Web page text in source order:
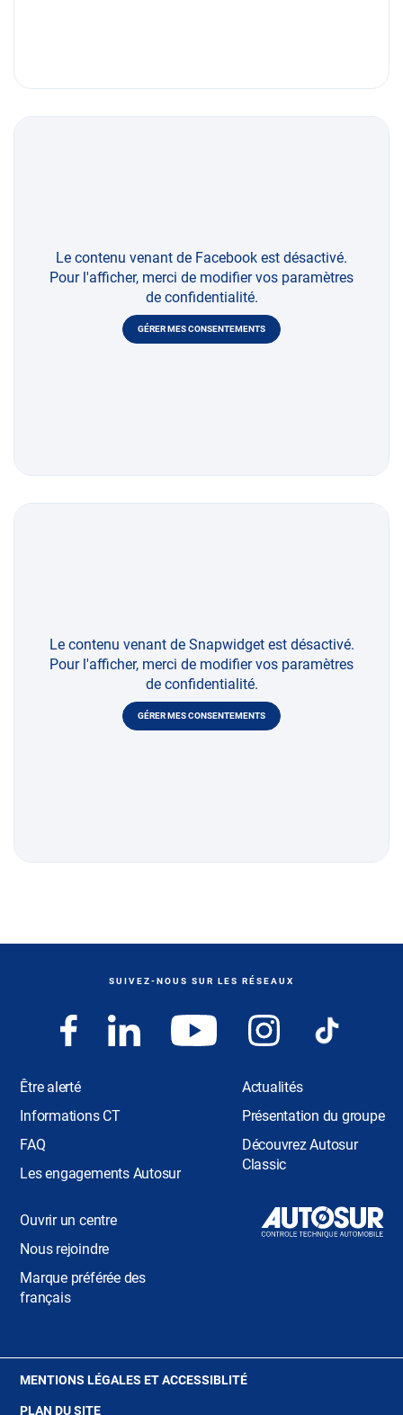
Le contenu venant de Facebook est désactivé.
Pour l'afficher, merci de modifier vos paramètres
de confidentialité.
GÉRER MES CONSENTEMENTS
Le contenu venant de Snapwidget est désactivé.
Pour l'afficher, merci de modifier vos paramètres
de confidentialité.
GÉRER MES CONSENTEMENTS
SUIVEZ-NOUS SUR LES RÉSEAUX
Être alerté
Informations CT
FAQ
Les engagements Autosur
Actualités
Présentation du groupe
Découvrez Autosur
Classic
Ouvrir un centre
Nous rejoindre
Marque préférée des
français
MENTIONS LÉGALES ET ACCESSIBLITÉ(OUVRE
PLAN DU SITE